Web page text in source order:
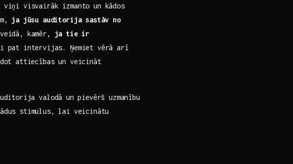
visvairāk izmanto un kādos
ja ⁢jūsu auditorija sastāv no
kamēr, ja⁢ tie ir
pat intervijas. Ņemiet vērā arī
attiecības un veicināt
valodā‍ un⁣ pievērš uzmanību
stimulus, lai⁣ veicinātu